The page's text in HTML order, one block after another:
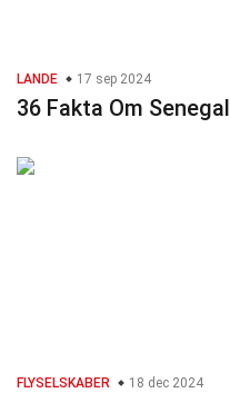
LANDE 17 sep 2024
36 Fakta Om Senegal
FLYSELSKABER 18 dec 2024